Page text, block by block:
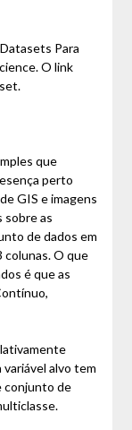
Para
O link
que
perto
GIS e imagens
sobre as
de dados em
colunas. O que
é que as
alvo tem
conjunto de